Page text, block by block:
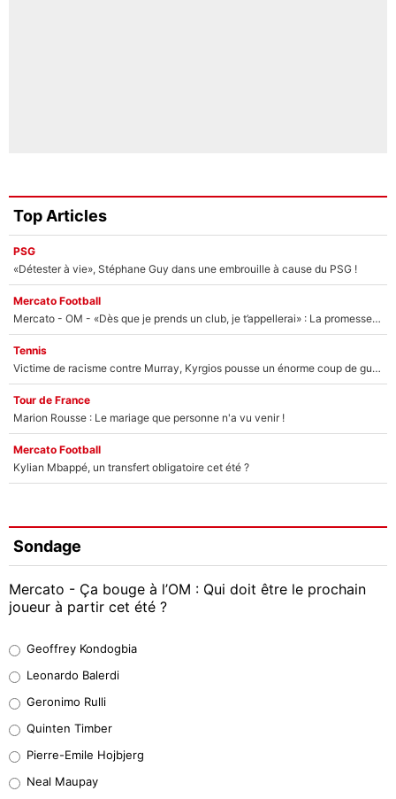
Top Articles
PSG
«Détester à vie», Stéphane Guy dans une embrouille à cause du PSG !
Mercato Football
Mercato - OM - «Dès que je prends un club, je t’appellerai» : La promesse de Marcelino au moment de claquer la porte
Tennis
Victime de racisme contre Murray, Kyrgios pousse un énorme coup de gueule !
Tour de France
Marion Rousse : Le mariage que personne n'a vu venir !
Mercato Football
Kylian Mbappé, un transfert obligatoire cet été ?
Sondage
Mercato - Ça bouge à l’OM : Qui doit être le prochain
joueur à partir cet été ?
38%
32%
5%
Geoffrey Kondogbia
Leonardo Balerdi
Geronimo Rulli
Quinten Timber
Pierre-Emile Hojbjerg
Neal Maupay